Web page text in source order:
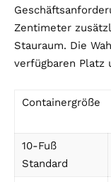
Zentimeter
Stauraum. Die
verfügbaren Platz
Containergröße
10-Fuß
Standard